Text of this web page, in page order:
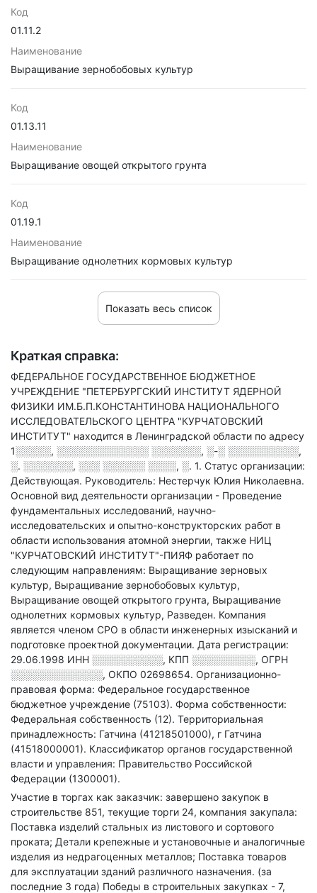
Код
01.11.2
Наименование
Выращивание зернобобовых культур
Код
01.13.11
Наименование
Выращивание овощей открытого грунта
Код
01.19.1
Наименование
Выращивание однолетних кормовых культур
Показать весь список
Краткая справка:
ФЕДЕРАЛЬНОЕ ГОСУДАРСТВЕННОЕ БЮДЖЕТНОЕ
УЧРЕЖДЕНИЕ "ПЕТЕРБУРГСКИЙ ИНСТИТУТ ЯДЕРНОЙ
ФИЗИКИ ИМ.Б.П.КОНСТАНТИНОВА НАЦИОНАЛЬНОГО
ИССЛЕДОВАТЕЛЬСКОГО ЦЕНТРА "КУРЧАТОВСКИЙ
ИНСТИТУТ" находится в Ленинградской области по адресу
1░░░░░, ░░░░░░░░░░░░░ ░░░░░░░, ░-░ ░░░░░░░░░░,
░. ░░░░░░░, ░░░ ░░░░░░ ░░░░, ░. 1. Статус организации:
Действующая. Руководитель: Нестерчук Юлия Николаевна.
Основной вид деятельности организации - Проведение
фундаментальных исследований, научно-
исследовательских и опытно-конструкторских работ в
области использования атомной энергии, также НИЦ
"КУРЧАТОВСКИЙ ИНСТИТУТ"-ПИЯФ работает по
следующим направлениям: Выращивание зерновых
культур, Выращивание зернобобовых культур,
Выращивание овощей открытого грунта, Выращивание
однолетних кормовых культур, Разведен. Компания
является членом СРО в области инженерных изысканий и
подготовке проектной документации. Дата регистрации:
29.06.1998 ИНН ░░░░░░░░░░, КПП ░░░░░░░░░, ОГРН
░░░░░░░░░░░░░, ОКПО 02698654. Организационно-
правовая форма: Федеральное государственное
бюджетное учреждение (75103). Форма собственности:
Федеральная собственность (12). Территориальная
принадлежность: Гатчина (41218501000), г Гатчина
(41518000001). Классификатор органов государственной
власти и управления: Правительство Российской
Федерации (1300001).
Участие в торгах как заказчик: завершено закупок в
строительстве 851, текущие торги 24, компания закупала:
Поставка изделий стальных из листового и сортового
проката; Детали крепежные и установочные и аналогичные
изделия из недрагоценных металлов; Поставка товаров
для эксплуатации зданий различного назначения. (за
последние 3 года) Победы в строительных закупках - 7,